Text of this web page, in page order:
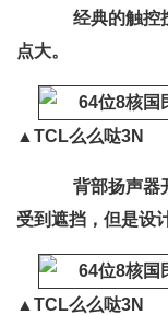
经典的触控按
点大。
▲ TCL么么哒3N
背部扬声器开
受到遮挡，但是设
▲ TCL么么哒3N